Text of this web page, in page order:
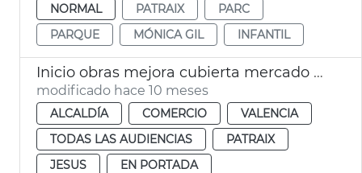
NORMAL
PATRAIX
PARC
PARQUE
MÓNICA GIL INFANTIL
Inicio obras mejora cubierta mercado Jesús València
modificado hace 10 meses
ALCALDÍA COMERCIO
VALENCIA
TODAS LAS AUDIENCIAS
PATRAIX
JESUS
EN PORTADA